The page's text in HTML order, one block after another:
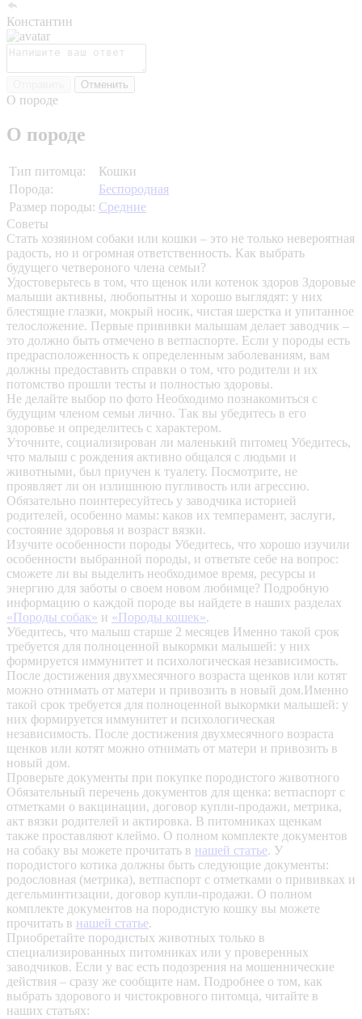
Константин
Отменить
О породе
О породе
Тип питомца:
Кошки
Порода:
Беспородная
Размер породы: Средние
Советы
Стать хозяином собаки или кошки – это не только невероятная
радость, но и огромная ответственность. Как выбрать
будущего четвероного члена семьи?
Удостоверьтесь в том, что щенок или котенок здоров Здоровые
малыши активны, любопытны и хорошо выглядят: у них
блестящие глазки, мокрый носик, чистая шерстка и упитанное
телосложение. Первые прививки малышам делает заводчик –
это должно быть отмечено в ветпаспорте. Если у породы есть
предрасположенность к определенным заболеваниям, вам
должны предоставить справки о том, что родители и их
потомство прошли тесты и полностью здоровы.
Не делайте выбор по фото Необходимо познакомиться с
будущим членом семьи лично. Так вы убедитесь в его
здоровье и определитесь с характером.
Уточните, социализирован ли маленький питомец Убедитесь,
что малыш с рождения активно общался с людьми и
животными, был приучен к туалету. Посмотрите, не
проявляет ли он излишнюю пугливость или агрессию.
Обязательно поинтересуйтесь у заводчика историей
родителей, особенно мамы: каков их темперамент, заслуги,
состояние здоровья и возраст вязки.
Изучите особенности породы Убедитесь, что хорошо изучили
особенности выбранной породы, и ответьте себе на вопрос:
сможете ли вы выделить необходимое время, ресурсы и
энергию для заботы о своем новом любимце? Подробную
информацию о каждой породе вы найдете в наших разделах
«Породы собак» и «Породы кошек».
Убедитесь, что малыш старше 2 месяцев Именно такой срок
требуется для полноценной выкормки малышей: у них
формируется иммунитет и психологическая независимость.
После достижения двухмесячного возраста щенков или котят
можно отнимать от матери и привозить в новый дом.Именно
такой срок требуется для полноценной выкормки малышей: у
них формируется иммунитет и психологическая
независимость. После достижения двухмесячного возраста
щенков или котят можно отнимать от матери и привозить в
новый дом.
Проверьте документы при покупке породистого животного
Обязательный перечень документов для щенка: ветпаспорт с
отметками о вакцинации, договор купли-продажи, метрика,
акт вязки родителей и актировка. В питомниках щенкам
также проставляют клеймо. О полном комплекте документов
на собаку вы можете прочитать в нашей статье. У
породистого котика должны быть следующие документы:
родословная (метрика), ветпаспорт с отметками о прививках и
дегельминтизации, договор купли-продажи. О полном
комплекте документов на породистую кошку вы можете
прочитать в нашей статье.
Приобретайте породистых животных только в
специализированных питомниках или у проверенных
заводчиков. Если у вас есть подозрения на мошеннические
действия – сразу же сообщите нам. Подробнее о том, как
выбрать здорового и чистокровного питомца, читайте в
наших статьях: